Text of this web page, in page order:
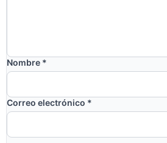
Nombre *
Correo electrónico *